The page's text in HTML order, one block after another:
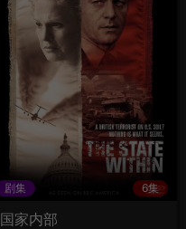
剧集 6集
国家内部